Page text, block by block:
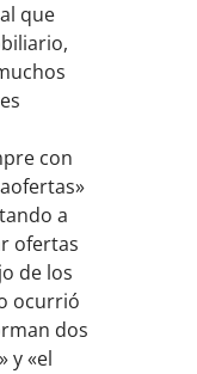
que
con
a
ofertas
de los
ocurrió
dos
y «el